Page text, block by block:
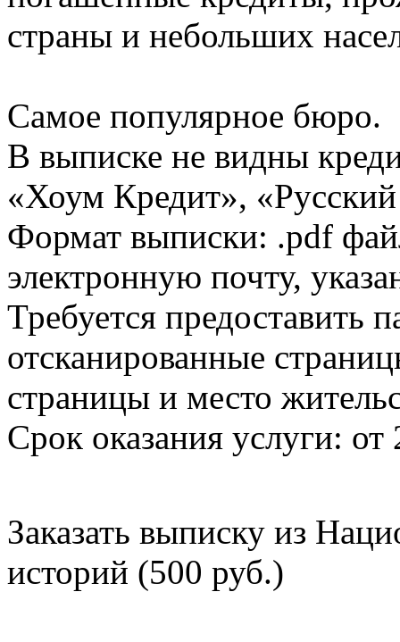
страны и небольших
Самое популярное бюро.
В выписке не видны
«Хоум Кредит»,
Формат выписки: .pdf
электронную почту,
Требуется предоставить
отсканированные
страницы и место
Срок оказания услуги: от
Заказать выписку из
историй (500 руб.)